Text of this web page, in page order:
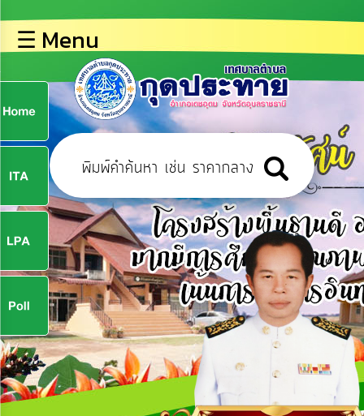
หลัก
ข้อมูล
พื้น
ฐาน
บุคลากร
ข่าว
ประชาสัมพันธ์
การ
ปฏิสัมพันธ์
ข้อมูล
รับ
ฟัง
ความ
คิด
เห็น
☰ Menu